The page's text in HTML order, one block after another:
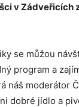
v Zádveřicích
se můžou
program a
náš moderátor
dobré jídlo a